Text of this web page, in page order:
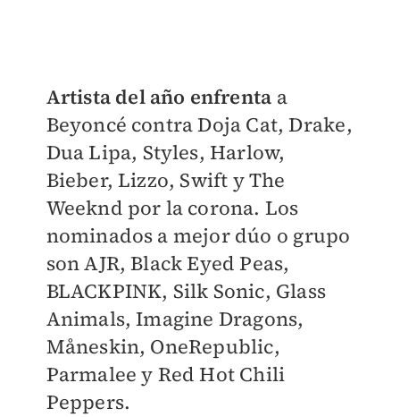
Artista del año enfrenta a
Beyoncé contra Doja Cat, Drake,
Dua Lipa, Styles, Harlow,
Bieber, Lizzo, Swift y The
Weeknd por la corona. Los
nominados a mejor dúo o grupo
son AJR, Black Eyed Peas,
BLACKPINK, Silk Sonic, Glass
Animals, Imagine Dragons,
Måneskin, OneRepublic,
Parmalee y Red Hot Chili
Peppers.